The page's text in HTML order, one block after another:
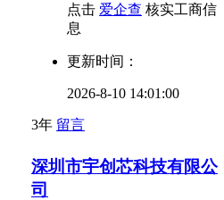
点击 爱企查 核实工商信
息
更新时间：
2026-8-10 14:01:00
3年 留言
深圳市宇创芯科技有限公
司